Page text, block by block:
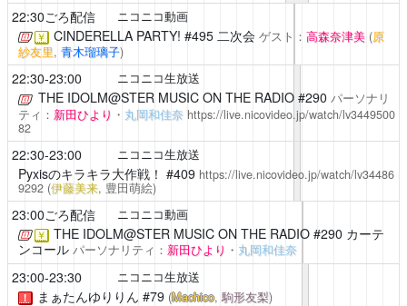
22:30ごろ配信 ニコニコ動画
￥ CINDERELLA PARTY! #495 二次会 ゲスト： 高森奈津美 (原
紗友里, 青木瑠璃子)
22:30-23:00 ニコニコ生放送
THE IDOLM@STER MUSIC ON THE RADIO#290 パーソナリ
ティ： 新田ひより ・ 丸岡和佳奈 https://live.nicovideo.jp/watch/lv3449500
82
22:30-23:00 ニコニコ生放送
Pyxisのキラキラ大作戦！ #409 https://live.nicovideo.jp/watch/lv34486
9292 (伊藤美来, 豊田萌絵)
23:00ごろ配信 ニコニコ動画
￥ THE IDOLM@STER MUSIC ON THE RADIO#290 カーテ
ンコール パーソナリティ： 新田ひより ・ 丸岡和佳奈
23:00-23:30 ニコニコ生放送
！ まぁたんゆりりん #79 (Machico, 駒形友梨)